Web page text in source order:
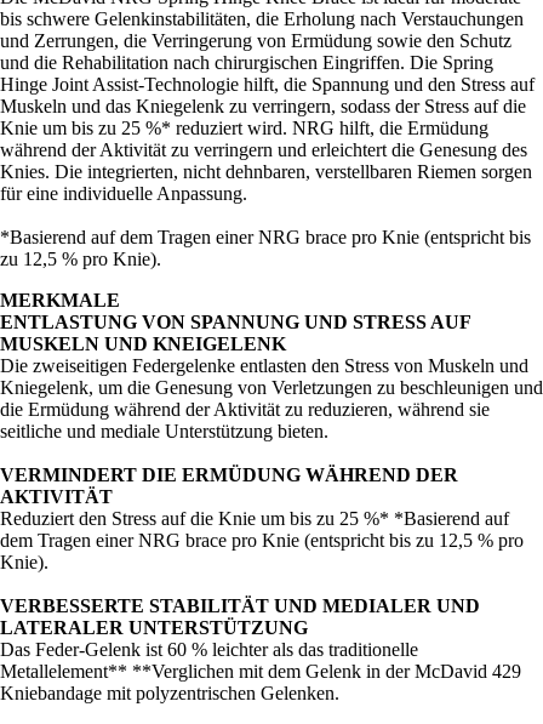
bis schwere Gelenkinstabilitäten, die Erholung nach Verstauchungen
und Zerrungen, die Verringerung von Ermüdung sowie den Schutz
und die Rehabilitation nach chirurgischen Eingriffen. Die Spring
Hinge Joint Assist-Technologie hilft, die Spannung und den Stress auf
Muskeln und das Kniegelenk zu verringern, sodass der Stress auf die
Knie um bis zu 25 %* reduziert wird. NRG hilft, die Ermüdung
während der Aktivität zu verringern und erleichtert die Genesung des
Knies. Die integrierten, nicht dehnbaren, verstellbaren Riemen sorgen
für eine individuelle Anpassung.
*Basierend auf dem Tragen einer NRG brace pro Knie (entspricht bis
zu 12,5 % pro Knie).
MERKMALE
ENTLASTUNG VON SPANNUNG UND STRESS AUF
MUSKELN UND KNEIGELENK
Die zweiseitigen Federgelenke entlasten den Stress von Muskeln und
Kniegelenk, um die Genesung von Verletzungen zu beschleunigen und
die Ermüdung während der Aktivität zu reduzieren, während sie
seitliche und mediale Unterstützung bieten.
VERMINDERT DIE ERMÜDUNG WÄHREND DER
AKTIVITÄT
Reduziert den Stress auf die Knie um bis zu 25 %* *Basierend auf
dem Tragen einer NRG brace pro Knie (entspricht bis zu 12,5 % pro
Knie).
VERBESSERTE STABILITÄT UND MEDIALER UND
LATERALER UNTERSTÜTZUNG
Das Feder-Gelenk ist 60 % leichter als das traditionelle
Metallelement** **Verglichen mit dem Gelenk in der McDavid 429
Kniebandage mit polyzentrischen Gelenken.